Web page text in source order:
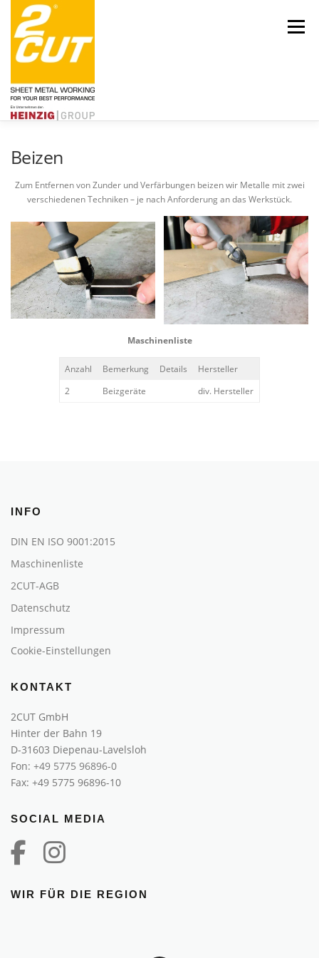
Inhalt
springen
Menü
Über uns Engagement Aktuelles Leistungen Karriere
Kontakt HEINZIG|GROUP
Beizen
Zum Entfernen von Zunder und Verfärbungen beizen wir Metalle mit zwei
verschiedenen Techniken – je nach Anforderung an das Werkstück.
Maschinenliste
Anzahl Bemerkung Details
Hersteller
2
Beizgeräte div. Hersteller
INFO
DIN EN ISO 9001:2015
Maschinenliste
2CUT-AGB
Datenschutz
Impressum
Cookie-Einstellungen
KONTAKT
2CUT GmbH
Hinter der Bahn 19
D-31603 Diepenau-Lavelsloh
Fon: +49 5775 96896-0
Fax: +49 5775 96896-10
SOCIAL MEDIA
WIR FÜR DIE REGION